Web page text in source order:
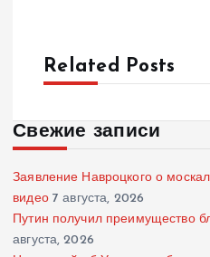
Related Posts
Свежие записи
Заявление Навроцкого о
видео 7 августа, 2026
Путин получил преимущество
августа, 2026